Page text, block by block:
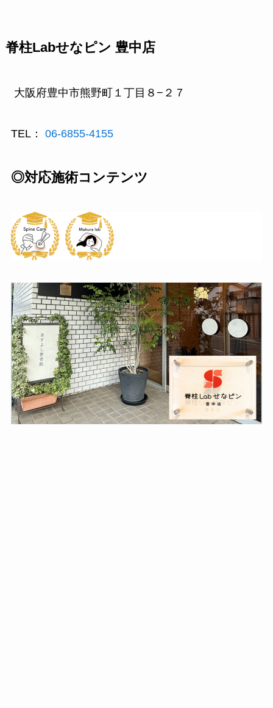
脊柱Labせなピン 豊中店
大阪府豊中市熊野町１丁目８−２７
TEL： 06-6855-4155
◎対応施術コンテンツ